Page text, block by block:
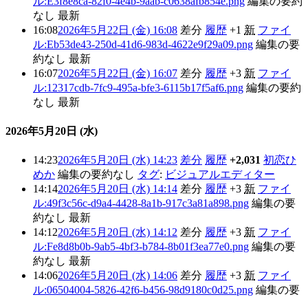
なし 最新
16:082026年5月22日 (金) 16:08 差分 履歴 +1 新 ファイ
ル:Eb53de43-250d-41d6-983d-4622e9f29a09.png 編集の要
約なし 最新
16:072026年5月22日 (金) 16:07 差分 履歴 +3 新 ファイ
ル:12317cdb-7fc9-495a-bfe3-6115b17f5af6.png 編集の要約
なし 最新
2026年5月20日 (水)
14:232026年5月20日 (水) 14:23 差分 履歴 +2,031 初恋ひ
めか 編集の要約なし タグ: ビジュアルエディター
14:142026年5月20日 (水) 14:14 差分 履歴 +3 新 ファイ
ル:49f3c56c-d9a4-4428-8a1b-917c3a81a898.png 編集の要
約なし 最新
14:122026年5月20日 (水) 14:12 差分 履歴 +3 新 ファイ
ル:Fe8d8b0b-9ab5-4bf3-b784-8b01f3ea77e0.png 編集の要
約なし 最新
14:062026年5月20日 (水) 14:06 差分 履歴 +3 新 ファイ
ル:06504004-5826-42f6-b456-98d9180c0d25.png 編集の要